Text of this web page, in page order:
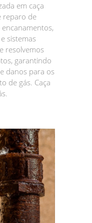
em caça
reparo de
sistemas
resolvemos
garantindo
danos para os
de gás. Caça